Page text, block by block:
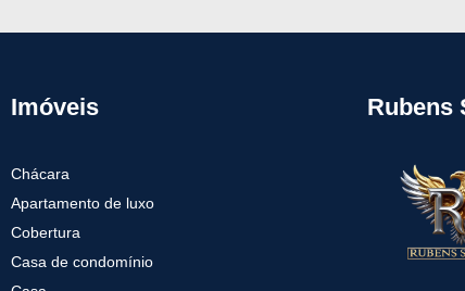
Imóveis
Chácara
Apartamento de luxo
Cobertura
Casa de condomínio
Rubens